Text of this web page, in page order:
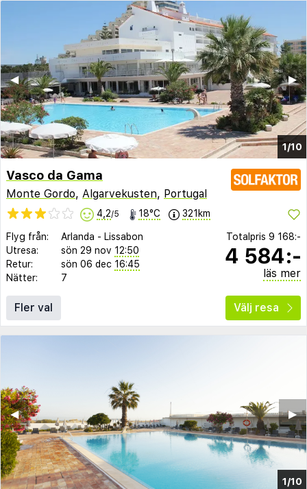
1/10
▶︎
◀︎
Vasco da Gama
Monte Gordo, Algarvekusten, Portugal
4,2/5 18°C 321km
Flyg från: Arlanda - Lissabon
Utresa:
sön 29 nov 12:50
Retur:
sön 06 dec 16:45
Nätter:
7
Totalpris 9 168:-
4 584:-
läs mer
Fler val Välj resa
1/10
▶︎
◀︎